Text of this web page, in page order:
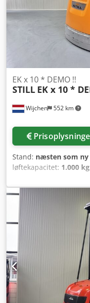
Wijchen 552 km
EK x 10 * DEMO !!
STILL EK x 10 *
Stand: næsten som
løftekapacitet: 1.000 kg
brændstoftype:
model: STILL EK-X 10
Kategori: Demo Mast:
2480 mm Løftehøjde:
Platformhøjde: 3750
Agozq Ulaj Tja
2020 Timer: 415 timer
Chassis = 980 mm !! 2